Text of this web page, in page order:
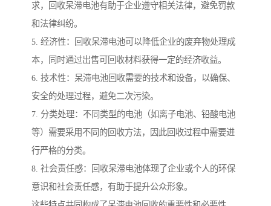
求，回收呆滞电池有助于企业遵守相关法律，避免罚款
和法律纠纷。
5. 经济性：回收呆滞电池可以降低企业的废弃物处理成
本，同时通过出售可回收材料获得一定的经济收益。
6. 技术性：呆滞电池回收需要的技术和设备，以确保、
安全的处理过程，避免二次污染。
7. 分类处理：不同类型的电池（如离子电池、铅酸电池
等）需要采用不同的回收方法，因此回收过程中需要进
行严格的分类。
8. 社会责任感：回收呆滞电池体现了企业或个人的环保
意识和社会责任感，有助于提升公众形象。